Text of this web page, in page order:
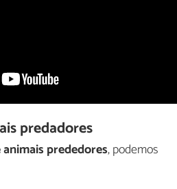
predadores
prededores, podemos